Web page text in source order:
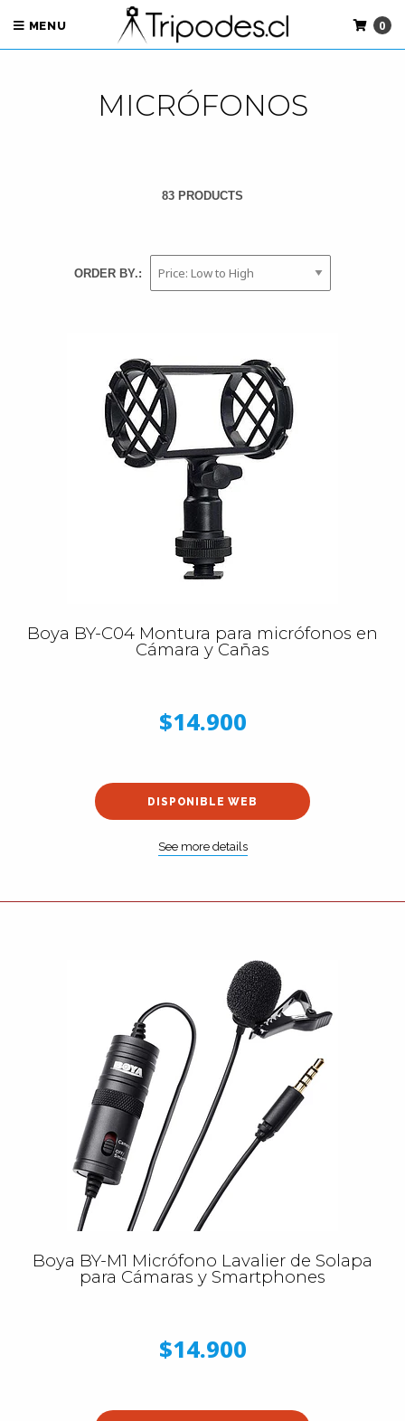
MENU 0
MICRÓFONOS
83 PRODUCTS
ORDER BY.:
Boya BY-C04 Montura para micrófonos en
Cámara y Cañas
$14.900
DISPONIBLE WEB
See more details
Boya BY-M1 Micrófono Lavalier de Solapa
para Cámaras y Smartphones
$14.900